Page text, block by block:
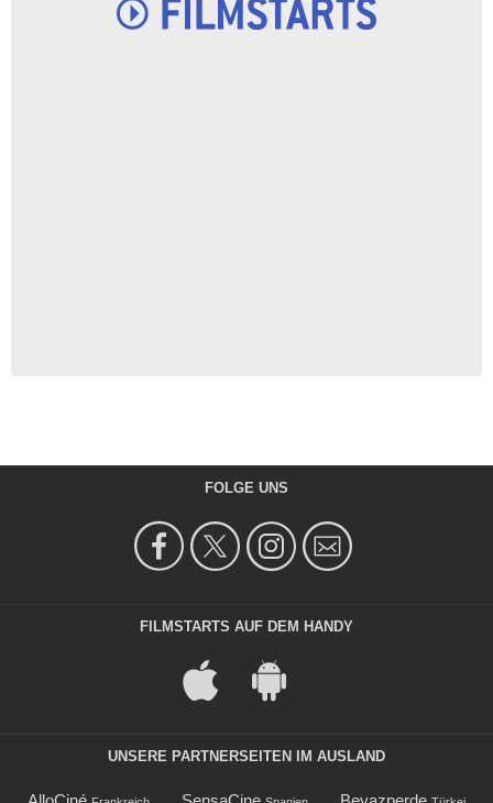
FOLGE UNS
FILMSTARTS AUF DEM HANDY
UNSERE PARTNERSEITEN IM AUSLAND